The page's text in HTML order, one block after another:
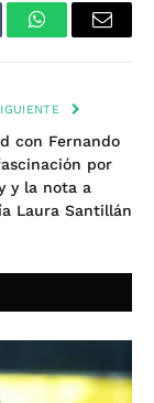
WhatsAppEmail
con Fernando
por
y la nota a
Laura Santillán